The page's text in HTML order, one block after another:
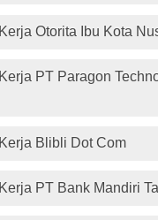
Otorita Ibu Kota
PT Paragon
Blibli Dot Com
PT Bank Mandiri